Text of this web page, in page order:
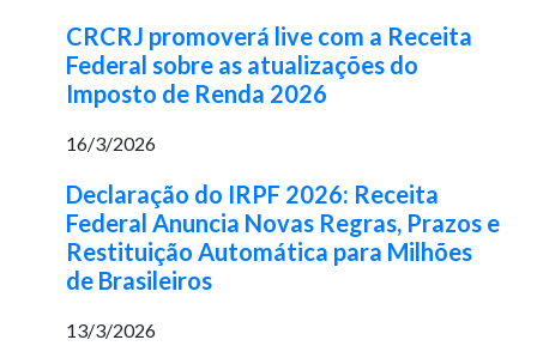
CRCRJ promoverá live com a Receita
Federal sobre as atualizações do
Imposto de Renda 2026
16/3/2026
Declaração do IRPF 2026: Receita
Federal Anuncia Novas Regras, Prazos e
Restituição Automática para Milhões
de Brasileiros
13/3/2026